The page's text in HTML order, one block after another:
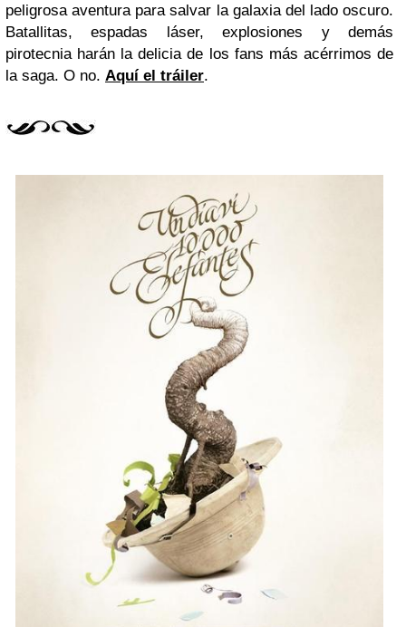
peligrosa aventura para salvar la galaxia del lado oscuro.
Batallitas, espadas láser, explosiones y demás
pirotecnia harán la delicia de los fans más acérrimos de
la saga. O no. Aquí el tráiler.